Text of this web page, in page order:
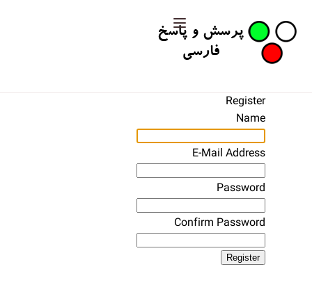
Register
Name
E-Mail Address
Password
Confirm Password
Register